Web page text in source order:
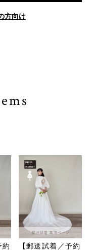
方向け
約 【郵送試着／予約